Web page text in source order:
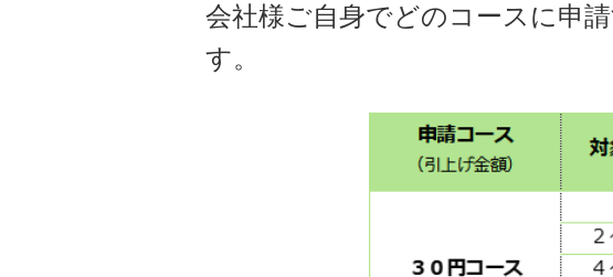
会社様ご自身でどのコースに申
す。